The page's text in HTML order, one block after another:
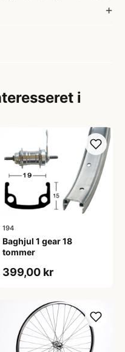
i
194
Baghjul 1 gear 18
tommer
399,00 kr